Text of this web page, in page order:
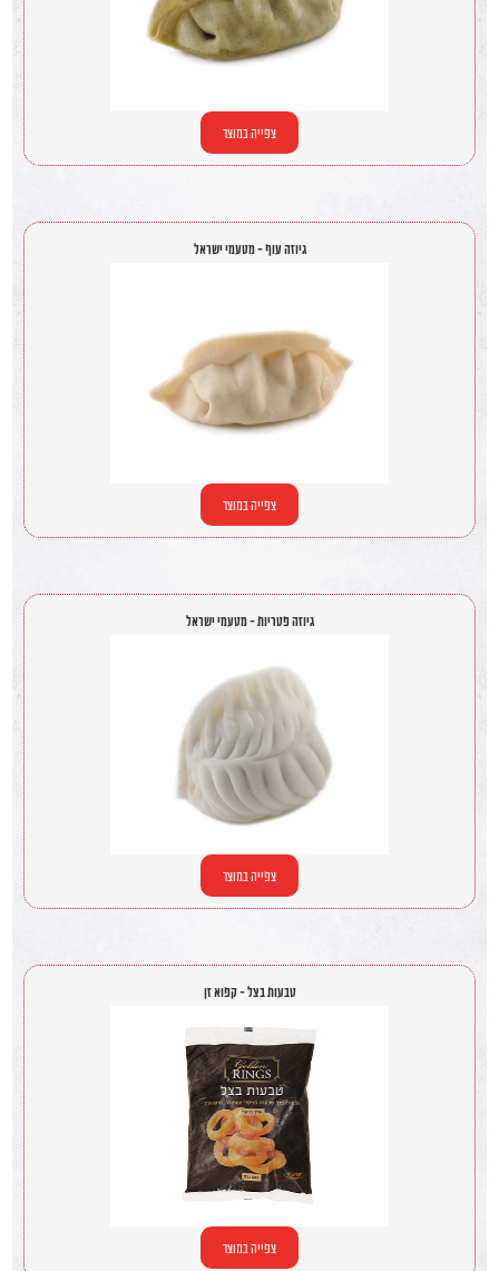
צפייה במוצר
גיוזה עוף - מטעמי ישראל
צפייה במוצר
גיוזה פטריות - מטעמי ישראל
צפייה במוצר
טבעות בצל - קפוא זן
צפייה במוצר